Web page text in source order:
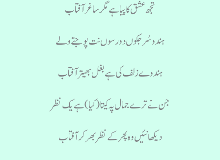
تجھ عشق کا پیا ہے مگر ساغر آفتاب
ہندو سُرجکوں دور سوں نت پوجتے ولے
ہندوے زلف کی ہے بغل بھیتر آفتاب
جن نے ترے جمال پہ کیتا(کیا)ہے یک نظر
دیکھا نئیں وہ پھر کے نظر بھر کر آفتاب